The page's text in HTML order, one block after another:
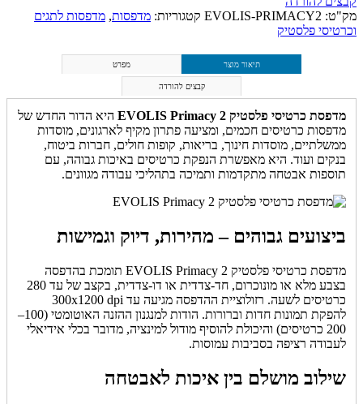
מק"ט: EVOLIS-PRIMACY2 קטגוריות: מדפסות, מדפסות לתגים
וכרטיסי פלסטיק
תיאור מוצר מפרט
קבצים להורדה
מדפסת כרטיסי פלסטיק EVOLIS Primacy 2
היא הדור החדש של
מדפסות כרטיסים חכמים, ומציעה פתרון מקיף לארגונים, מוסדות
ממשלתיים, מוסדות חינוך, בריאות, קופות חולים, חברות ביטוח,
בנקים ועוד. היא מאפשרת הנפקת כרטיסים באיכות גבוהה, עם
תוספות אבטחה מתקדמות ותמיכה בתהליכי עבודה מגוונים.
ביצועים גבוהים – מהירות, דיוק וגמישות
מדפסת כרטיסי פלסטיק EVOLIS Primacy 2 תומכת בהדפסה
בצבע מלא או מונוכרום, חד-צדדית או דו-צדדית, בקצב של עד 280
כרטיסים לשעה. רזולוציית ההדפסה מגיעה עד 300x1200 dpi
להפקת תמונות חדות וברורות. הודות למנגנון ההזנה האוטומטי (100–
200 כרטיסים) והיכולת להוסיף מודול למינציה, מדובר בכלי אידיאלי
לעבודה רציפה בסביבות עמוסות.
שילוב מושלם בין איכות לאבטחה